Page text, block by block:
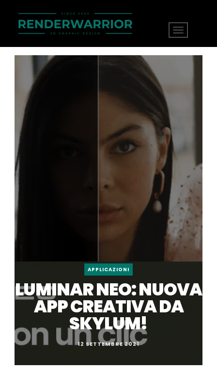
APPLICAZIONI
LUMINAR NEO: NUOVA
APP CREATIVA DA
SKYLUM!
12 SETTEMBRE 2021